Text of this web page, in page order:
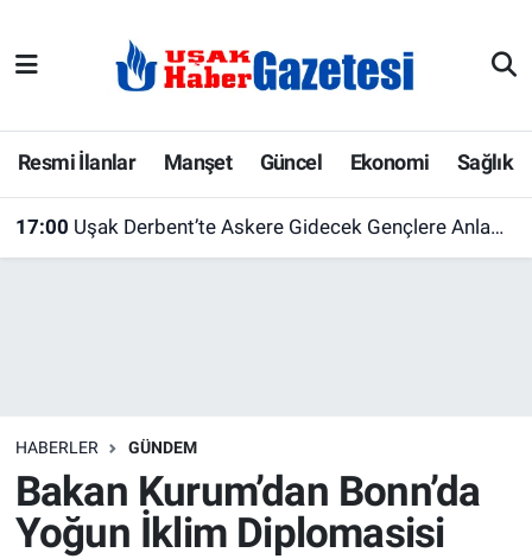
Resmi İlanlar Manşet Güncel Ekonomi Sağlık
17:00 Uşak Derbent’te Askere Gidecek Gençlere Anlamlı Uğurlama! Türk Bayrağı Emanet Edildi
HABERLER GÜNDEM
Bakan Kurum’dan Bonn’da
Yoğun İklim Diplomasisi
E-Gazete
Ekonomi
Köşe Yazarları
Kültür Sanat
Uşak Hava Durumu
Uşak Trafik Yoğunluk Haritası